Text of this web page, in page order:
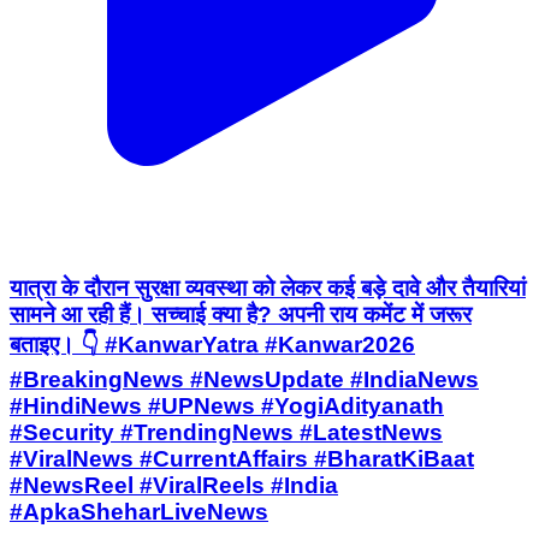
यात्रा के दौरान सुरक्षा व्यवस्था को लेकर कई बड़े दावे और तैयारियां
सामने आ रही हैं। सच्चाई क्या है? अपनी राय कमेंट में जरूर
बताइए। 👇 #KanwarYatra #Kanwar2026
#BreakingNews #NewsUpdate #IndiaNews
#HindiNews #UPNews #YogiAdityanath
#Security #TrendingNews #LatestNews
#ViralNews #CurrentAffairs #BharatKiBaat
#NewsReel #ViralReels #India
#ApkaSheharLiveNews